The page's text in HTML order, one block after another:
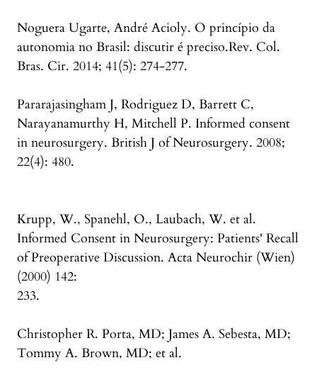
Noguera Ugarte, André Acioly. O princípio da
autonomia no Brasil: discutir é preciso.Rev. Col.
Bras. Cir. 2014; 41(5): 274-277.
Pararajasingham J, Rodriguez D, Barrett C,
Narayanamurthy H, Mitchell P. Informed consent
in neurosurgery. British J of Neurosurgery. 2008;
22(4): 480.
Krupp, W., Spanehl, O., Laubach, W. et al.
Informed Consent in Neurosurgery: Patients' Recall
of Preoperative Discussion. Acta Neurochir (Wien)
(2000) 142:
233.
Christopher R. Porta, MD; James A. Sebesta, MD;
Tommy A. Brown, MD; et al.